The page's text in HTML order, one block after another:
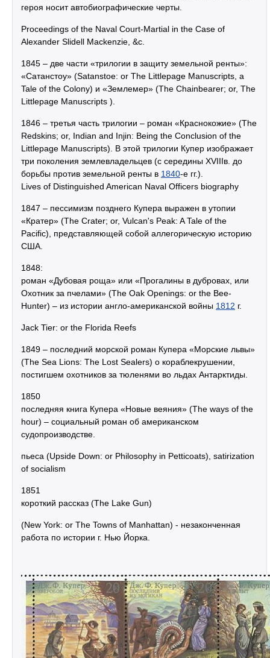
героя носит автобиографические черты.
Proceedings of the Naval Court-Martial in the Case of
Alexander Slidell Mackenzie, &c.
1845 – две части «трилогии в защиту земельной ренты»:
«Сатанстоу» (Satanstoe: or The Littlepage Manuscripts, a
Tale of the Colony) и «Землемер» (The Chainbearer; or, The
Littlepage Manuscripts ).
1846 – третья часть трилогии – роман «Краснокожие» (The
Redskins; or, Indian and Injin: Being the Conclusion of the
Littlepage Manuscripts). В этой трилогии Купер изображает
три поколения землевладельцев (с середины XVIIІв. до
борьбы против земельной ренты в 1840-е гг.).
Lives of Distinguished American Naval Officers biography
1847 – пессимизм позднего Купера выражен в утопии
«Кратер» (The Crater; or, Vulcan's Peak: A Tale of the
Pacific), представляющей собой аллегорическую историю
США.
1848:
роман «Дубовая роща» или «Прогалины в дубровах, или
Охотник за пчелами» (The Oak Openings: or the Bee-
Hunter) – из истории англо-американской войны 1812 г.
Jack Tier: or the Florida Reefs
1849 – последний морской роман Купера «Морские львы»
(The Sea Lions: The Lost Sealers) о кораблекрушении,
постигшем охотников за тюленями во льдах Антарктиды.
1850
последняя книга Купера «Новые веяния» (The ways of the
hour) – социальный роман об американском
судопроизводстве.
пьеса (Upside Down: or Philosophy in Petticoats), satirization
of socialism
1851
короткий рассказ (The Lake Gun)
(New York: or The Towns of Manhattan) - незаконченная
работа по истории г. Нью Йорка.